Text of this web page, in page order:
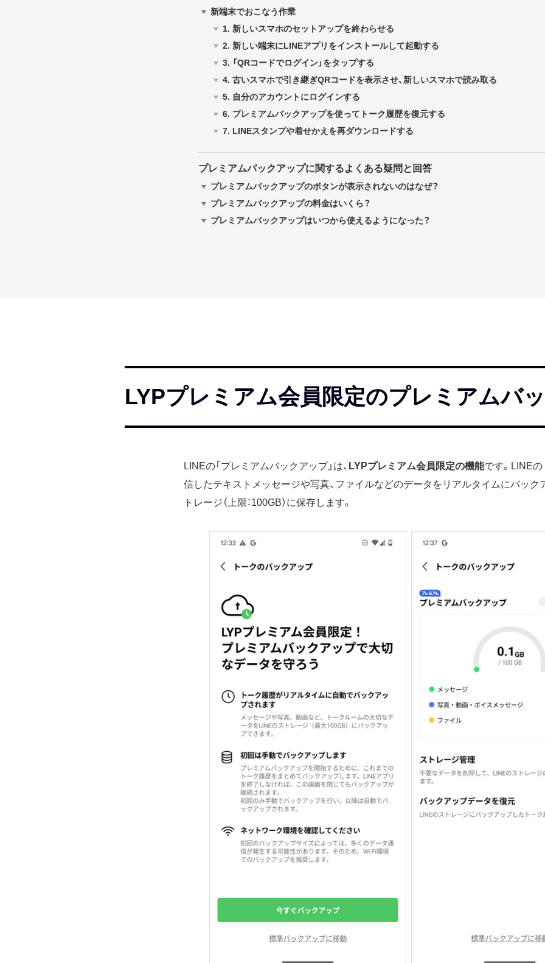
新端末でおこなう作業
1. 新しいスマホのセットアップを終わらせる
2. 新しい端末にLINEアプリをインストールして起動する
3. 「QRコードでログイン」をタップする
4. 古いスマホで引き継ぎQRコードを表示させ、新しいスマホで読み取る
5. 自分のアカウントにログインする
6. プレミアムバックアップを使ってトーク履歴を復元する
7. LINEスタンプや着せかえを再ダウンロードする
プレミアムバックアップに関するよくある疑問と回答
プレミアムバックアップのボタンが表示されないのはなぜ？
プレミアムバックアップの料金はいくら？
プレミアムバックアップはいつから使えるようになった？
LYPプレミアム会員限定のプレミアムバ
LINEの「プレミアムバックアップ」は、 LYPプレミアム会員限定の機能です。LINE
信したテキストメッセージや写真、ファイルなどのデータをリアルタイムにバック
トレージ（上限：100GB）に保存します。